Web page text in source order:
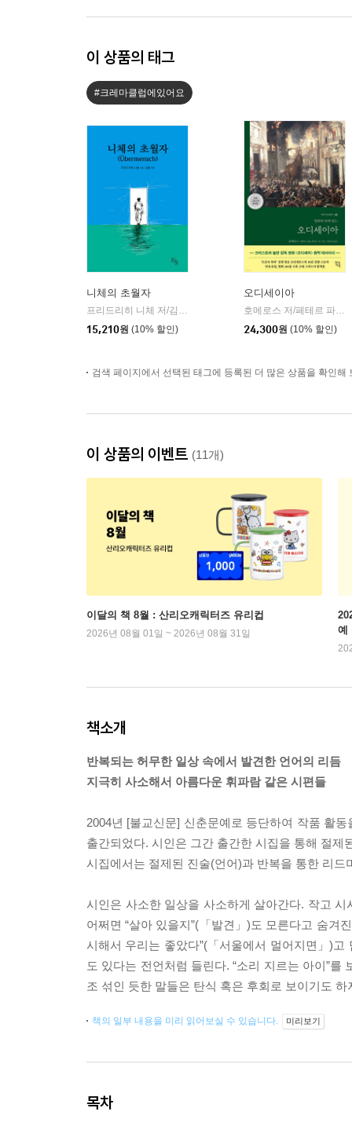
이 상품의 태그
#크레마클럽에있어요
니체의 초월자
프리드리히 니체 저/김철 편역
15,210원 (10% 할인)
오디세이아
호메로스 저/페테르 파울 루벤스 그림/박문재 역
24,300원 (10% 할인)
검색 페이지에서 선택된 태그에 등록된 더 많은 상품을 확인해
이 상품의 이벤트 (11개)
이달의 책 8월 : 산리오캐릭터즈 유리컵
2026년 08월 01일 ~ 2026년 08월 31일
예
책소개
반복되는 허무한 일상 속에서 발견한 언어의 리듬
지극히 사소해서 아름다운 휘파람 같은 시편들
2004년 [불교신문] 신춘문예로 등단하여 작품 활
출간되었다. 시인은 그간 출간한 시집을 통해 절
시집에서는 절제된 진술(언어)과 반복을 통한 리드
시인은 사소한 일상을 사소하게 살아간다. 작고
어쩌면 “살아 있을지”(「발견」)도 모른다고 숨겨
시해서 우리는 좋았다”(「서울에서 멀어지면」)
도 있다는 전언처럼 들린다. “소리 지르는 아이”
조 섞인 듯한 말들은 탄식 혹은 후회로 보이기도
책의 일부 내용을 미리 읽어보실 수 있습니다. 미리보기
목차